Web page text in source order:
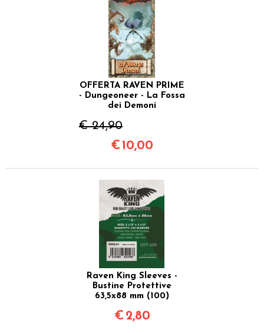
OFFERTA RAVEN PRIME
- Dungeoneer - La Fossa
dei Demoni
€ 24,90
€ 10,00
Raven King Sleeves -
Bustine Protettive
63,5x88 mm (100)
€ 2,80